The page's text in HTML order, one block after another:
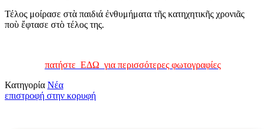
Τέλος μοίρασε στὰ παιδιά ἐνθυμήματα τῆς κατηχητικῆς χρονιᾶς
ποὺ ἔφτασε στὸ τέλος της.
πατήστε ΕΔΩ για περισσότερες φωτογραφίες
Κατηγορία Νέα
επιστροφή στην κορυφή